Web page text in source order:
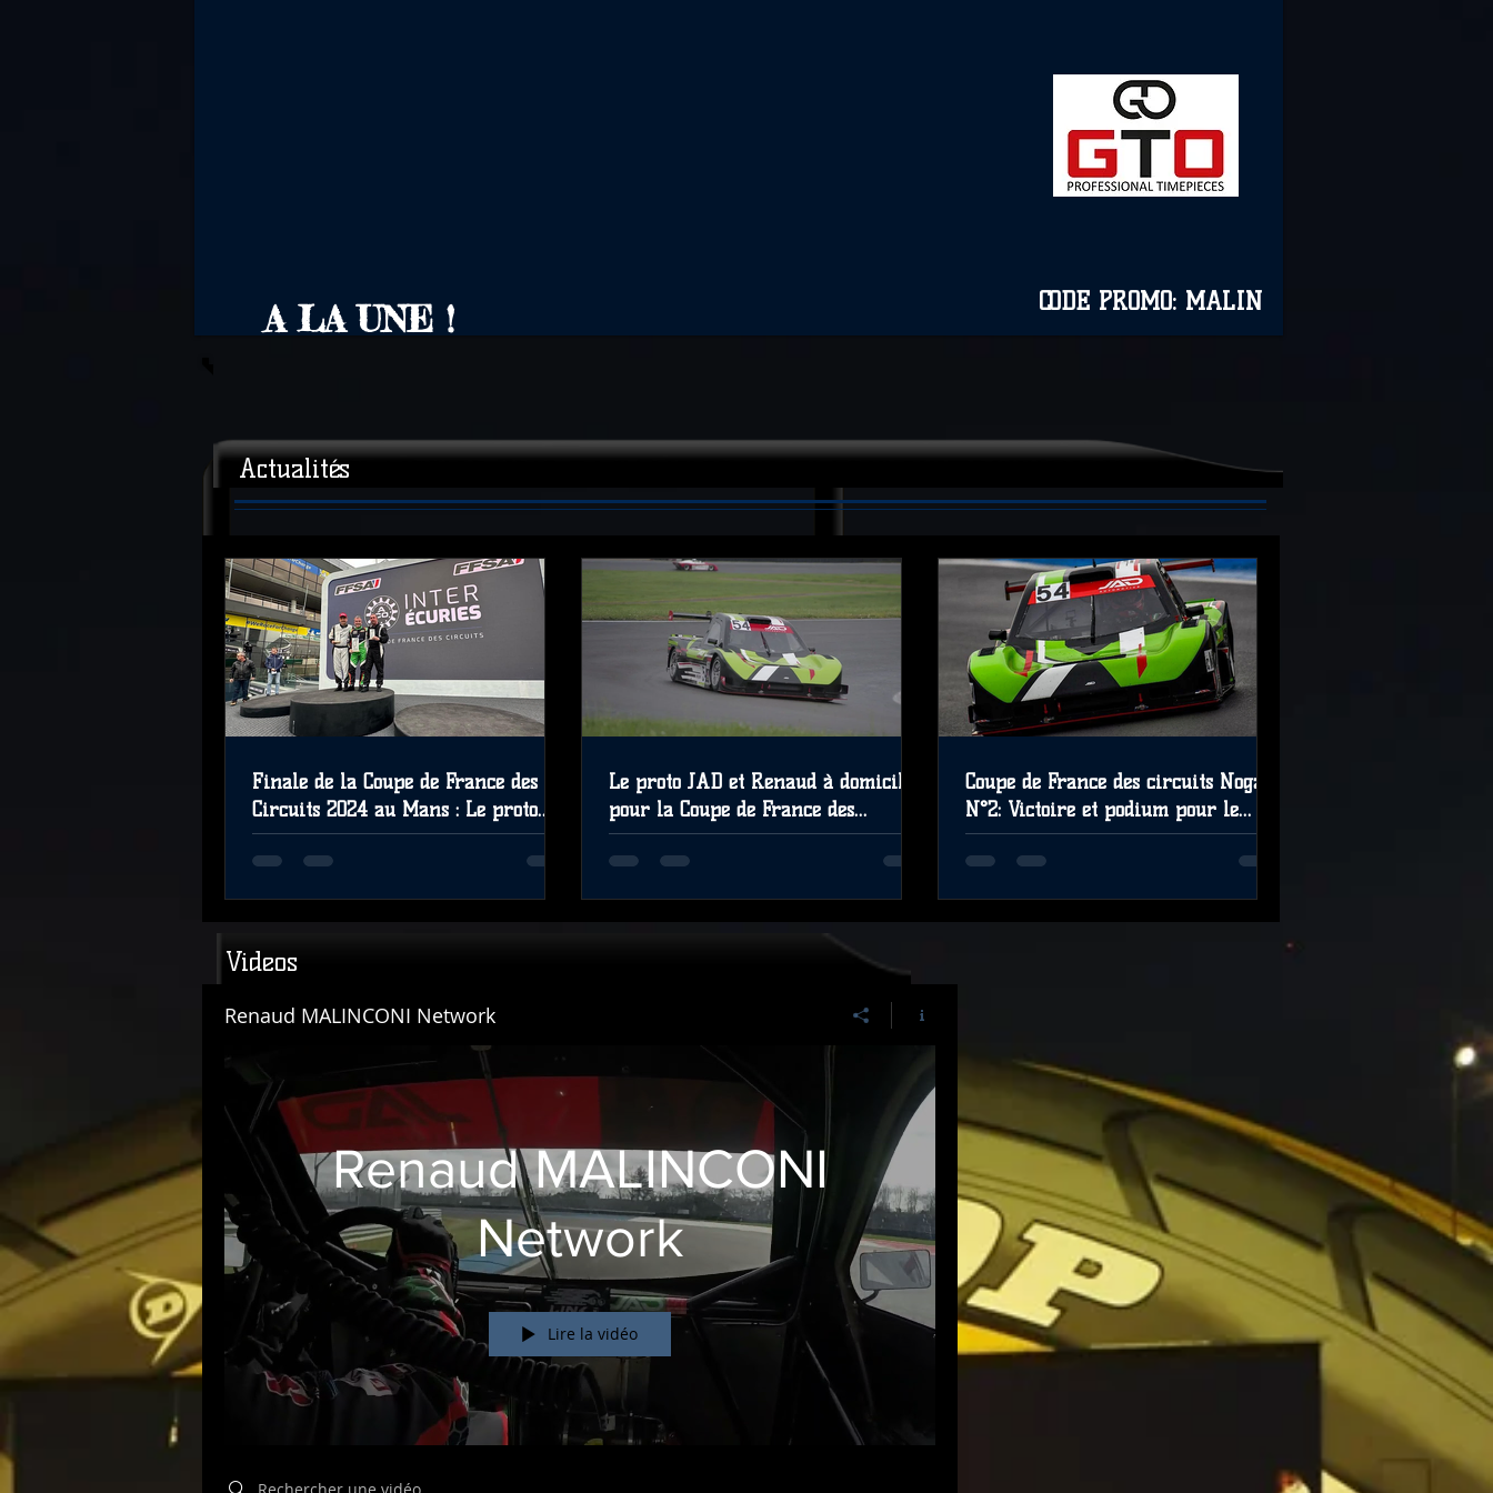
CODE PROMO: MALIN
A LA UNE !
Actualités
READ MORE
Finale de la Coupe de France des
Circuits 2024 au Mans : Le proto
JAD LW01-CM et Renaud au top !
Le proto JAD et Renaud à domicile
pour la Coupe de France des
Circuits à Albi les 31 Août et 1er
Septembre
Coupe de France des circuits Nogaro
N°2: Victoire et podium pour le
Proto JAD et Renaud
Videos
Renaud MALINCONI Network
Renaud MALINCONI
Network
Lire la vidéo
Search videos